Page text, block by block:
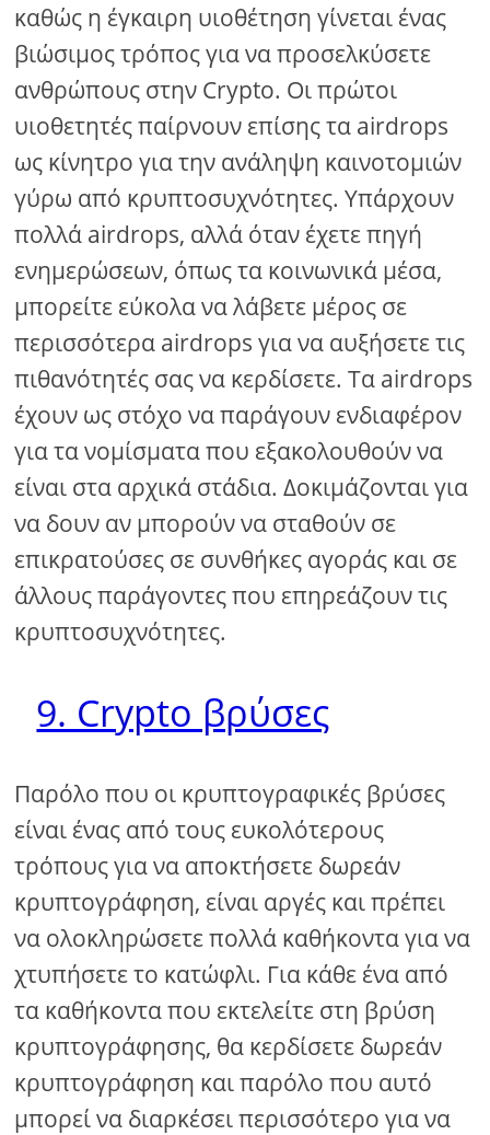
καθώς η έγκαιρη υιοθέτηση γίνεται ένας
βιώσιμος τρόπος για να προσελκύσετε
ανθρώπους στην Crypto. Οι πρώτοι
υιοθετητές παίρνουν επίσης τα airdrops
ως κίνητρο για την ανάληψη καινοτομιών
γύρω από κρυπτοσυχνότητες. Υπάρχουν
πολλά airdrops, αλλά όταν έχετε πηγή
ενημερώσεων, όπως τα κοινωνικά μέσα,
μπορείτε εύκολα να λάβετε μέρος σε
περισσότερα airdrops για να αυξήσετε τις
πιθανότητές σας να κερδίσετε. Τα airdrops
έχουν ως στόχο να παράγουν ενδιαφέρον
για τα νομίσματα που εξακολουθούν να
είναι στα αρχικά στάδια. Δοκιμάζονται για
να δουν αν μπορούν να σταθούν σε
επικρατούσες σε συνθήκες αγοράς και σε
άλλους παράγοντες που επηρεάζουν τις
κρυπτοσυχνότητες.
9. Crypto βρύσες
Παρόλο που οι κρυπτογραφικές βρύσες
είναι ένας από τους ευκολότερους
τρόπους για να αποκτήσετε δωρεάν
κρυπτογράφηση, είναι αργές και πρέπει
να ολοκληρώσετε πολλά καθήκοντα για να
χτυπήσετε το κατώφλι. Για κάθε ένα από
τα καθήκοντα που εκτελείτε στη βρύση
κρυπτογράφησης, θα κερδίσετε δωρεάν
κρυπτογράφηση και παρόλο που αυτό
μπορεί να διαρκέσει περισσότερο για να